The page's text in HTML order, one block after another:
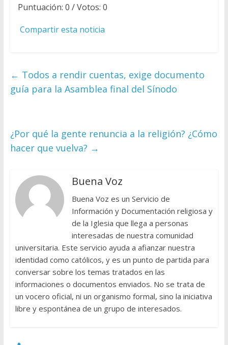
Puntuación: 0 / Votos: 0
Compartir esta noticia
← Todos a rendir cuentas, exige documento
guía para la Asamblea final del Sínodo
¿Por qué la gente renuncia a la religión? ¿Cómo
hacer que vuelva? →
Buena Voz
Buena Voz es un Servicio de
Información y Documentación religiosa y
de la Iglesia que llega a personas
interesadas de nuestra comunidad
universitaria. Este servicio ayuda a afianzar nuestra
identidad como católicos, y es un punto de partida para
conversar sobre los temas tratados en las
informaciones o documentos enviados. No se trata de
un vocero oficial, ni un organismo formal, sino la iniciativa
libre y espontánea de un grupo de interesados.